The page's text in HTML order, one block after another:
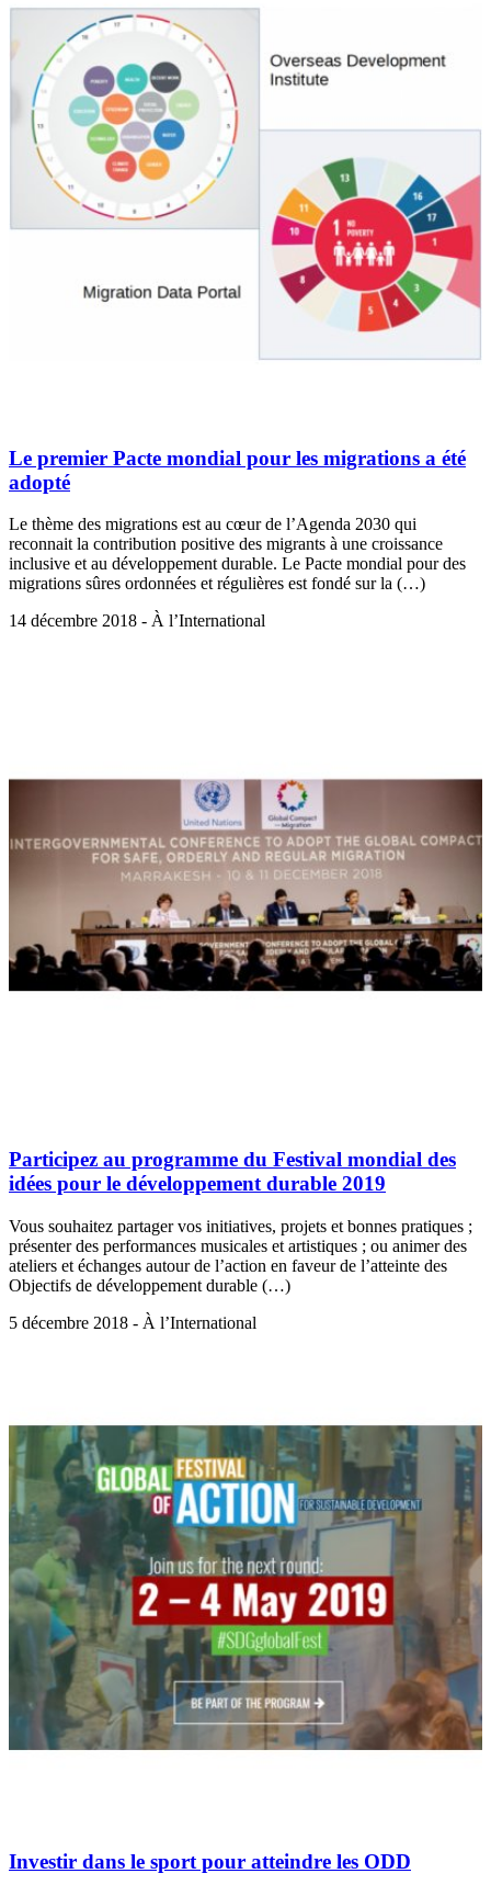
Le premier Pacte mondial pour les migrations a été
adopté
Le thème des migrations est au cœur de l’Agenda 2030 qui
reconnait la contribution positive des migrants à une croissance
inclusive et au développement durable. Le Pacte mondial pour des
migrations sûres ordonnées et régulières est fondé sur la (…)
14 décembre 2018 - À l’International
Participez au programme du Festival mondial des
idées pour le développement durable 2019
Vous souhaitez partager vos initiatives, projets et bonnes pratiques ;
présenter des performances musicales et artistiques ; ou animer des
ateliers et échanges autour de l’action en faveur de l’atteinte des
Objectifs de développement durable (…)
5 décembre 2018 - À l’International
Investir dans le sport pour atteindre les ODD